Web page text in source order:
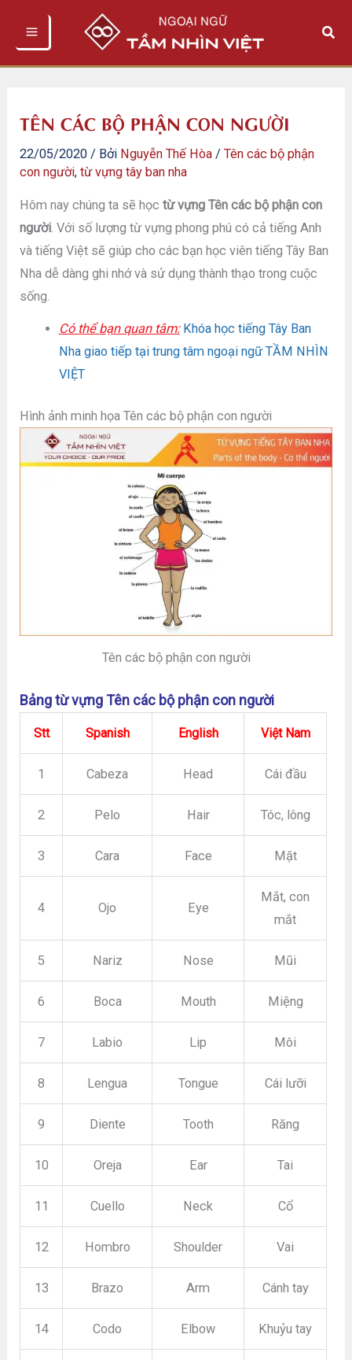
Tìm
TÊN CÁC BỘ PHẬN CON NGƯỜI
22/05/2020 / Bởi Nguyễn Thế Hòa /Tên các bộ phận
con người,từ vựng tây ban nha
Hôm nay chúng ta sẽ họctừ vựng Tên các bộ phận con
người. Với số lượng từ vựng phong phú có cả tiếng Anh
và tiếng Việt sẽ giúp cho các bạn học viên tiếng Tây Ban
Nha dễ dàng ghi nhớ và sử dụng thành thạo trong cuộc
sống.
Có thể bạn quan tâm: Khóa học tiếng Tây Ban
Nha giao tiếp tại trung tâm ngoại ngữ TẦM NHÌN
VIỆT
Hình ảnh minh họa Tên các bộ phận con người
Tên các bộ phận con người
Bảng từ vựng Tên các bộ phận con người
Stt Spanish English Việt Nam
1 Cabeza Head Cái đầu
2 Pelo Hair Tóc, lông
3 Cara Face Mặt
4 Ojo Eye
Mắt, con
mắt
5 Nariz Nose Mũi
6 Boca Mouth Miệng
7 Labio Lip Môi
8 Lengua Tongue Cái lưỡi
9 Diente Tooth Răng
10 Oreja Ear Tai
11 Cuello Neck Cổ
12 Hombro Shoulder Vai
13 Brazo Arm Cánh tay
14 Codo Elbow Khuỷu tay